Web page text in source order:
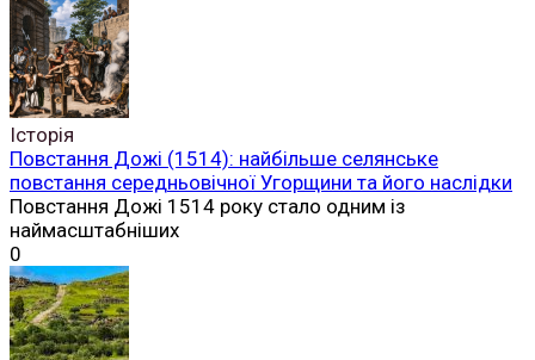
Історія
Повстання Дожі (1514): найбільше селянське
повстання середньовічної Угорщини та його наслідки
Повстання Дожі 1514 року стало одним із
наймасштабніших
0